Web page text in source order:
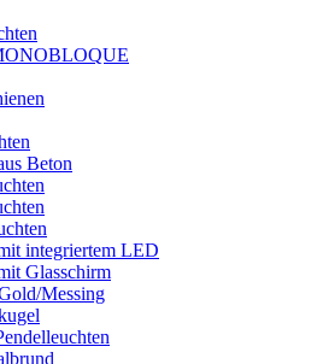
Beton
integriertem LED
Glasschirm
Messing